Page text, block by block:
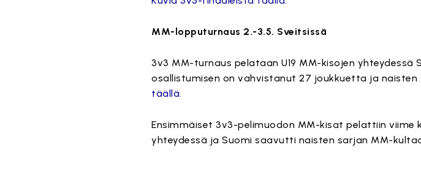
MM-lopputurnaus 2.-3.5. Sveitsissä
3v3 MM-turnaus pelataan U19 MM-kisojen yhteydessä
osallistumisen on vahvistanut 27 joukkuetta ja
täällä.
Ensimmäiset 3v3-pelimuodon MM-kisat pelattiin viime
yhteydessä ja Suomi saavutti naisten sarjan MM-